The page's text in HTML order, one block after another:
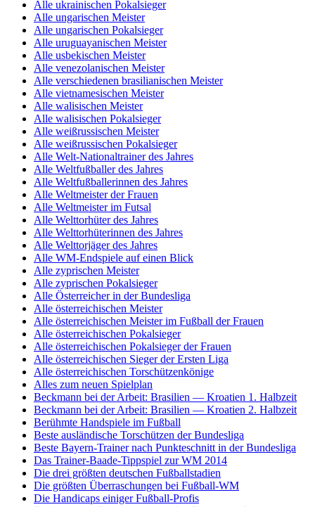
Alle ukrainischen Pokalsieger
Alle ungarischen Meister
Alle ungarischen Pokalsieger
Alle uruguayanischen Meister
Alle usbekischen Meister
Alle venezolanischen Meister
Alle verschiedenen brasilianischen Meister
Alle vietnamesischen Meister
Alle walisischen Meister
Alle walisischen Pokalsieger
Alle weißrussischen Meister
Alle weißrussischen Pokalsieger
Alle Welt-Nationaltrainer des Jahres
Alle Weltfußballer des Jahres
Alle Weltfußballerinnen des Jahres
Alle Weltmeister der Frauen
Alle Weltmeister im Futsal
Alle Welttorhüter des Jahres
Alle Welttorhüterinnen des Jahres
Alle Welttorjäger des Jahres
Alle WM-Endspiele auf einen Blick
Alle zyprischen Meister
Alle zyprischen Pokalsieger
Alle Österreicher in der Bundesliga
Alle österreichischen Meister
Alle österreichischen Meister im Fußball der Frauen
Alle österreichischen Pokalsieger
Alle österreichischen Pokalsieger der Frauen
Alle österreichischen Sieger der Ersten Liga
Alle österreichischen Torschützenkönige
Alles zum neuen Spielplan
Beckmann bei der Arbeit: Brasilien — Kroatien 1. Halbzeit
Beckmann bei der Arbeit: Brasilien — Kroatien 2. Halbzeit
Berühmte Handspiele im Fußball
Beste ausländische Torschützen der Bundesliga
Beste Bayern-Trainer nach Punkteschnitt in der Bundesliga
Das Trainer-Baade-Tippspiel zur WM 2014
Die drei größten deutschen Fußballstadien
Die größten Überraschungen bei Fußball-WM
Die Handicaps einiger Fußball-Profis